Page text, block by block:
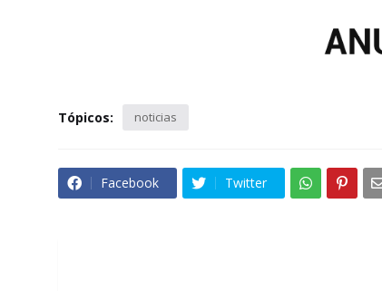
Tópicos: noticias
Facebook Twitter